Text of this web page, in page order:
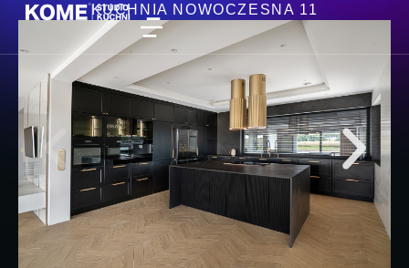
KUCHNIA NOWOCZESNA 11